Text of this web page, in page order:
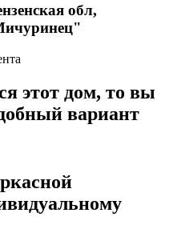
обл,
этот дом, то вы
вариант